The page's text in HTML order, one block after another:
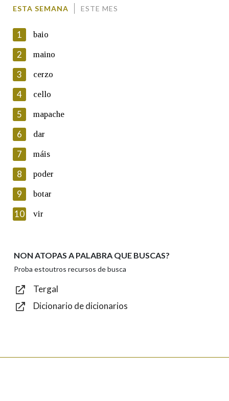
En cumprimento da normativa vixente en materia de
Protección de Datos de Carácter Persoal, a Real Academia
Galega informa a aqueles usuarios que faciliten o seu correo
electrónico, así como calquera outra información de carácter
persoal, que estes datos serán obxecto de tratamento
automatizado de carácter confidencial e incorporados aos seus
ficheiros informáticos. Así mesmo, os usuarios poderán exercer o
seu dereito de acceso, rectificación, oposición e cancelación dos
seus datos poñéndose en contacto connosco.
Lin e acepto as condicións da política de
Introduce o código que aparece na imaxe:
Texto de verificación
ESTA SEMANA ESTE MES
1 baio
2 maino
3 cerzo
4 cello
5 mapache
6 dar
7 máis
8 poder
9 botar
10 vir
NON ATOPAS A PALABRA QUE BUSCAS?
Proba estoutros recursos de busca
Tergal
Dicionario de dicionarios